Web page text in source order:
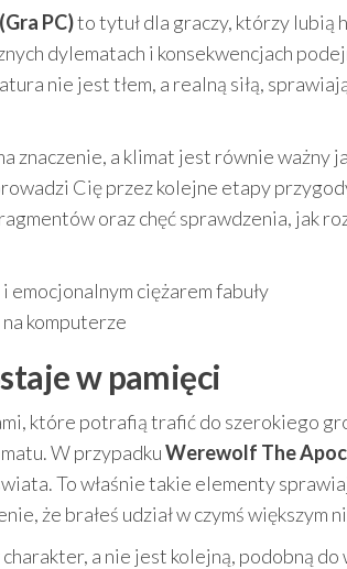
PC)to tytuł dla graczy, którzy lubią
dylematach i konsekwencjach
nie jest tłem, a realną siłą,
znaczenie, a klimat jest równie ważny
Cię przez kolejne etapy
oraz chęć sprawdzenia, jak
emocjonalnym ciężarem fabuły
komputerze
w pamięci
które potrafią trafić do szerokiego
W przypadkuWerewolf The
To właśnie takie elementy
że brałeś udział w czymś większym
a nie jest kolejną, podobną